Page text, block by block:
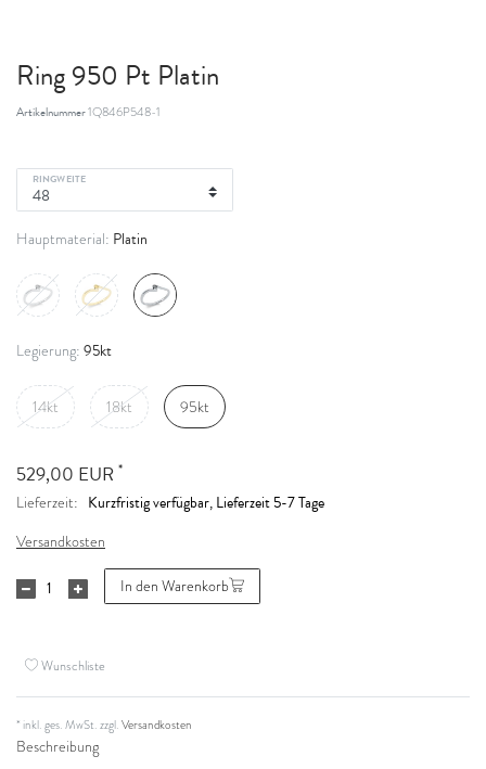
Ring 950 Pt Platin
Artikelnummer1Q846P548-1
RINGWEITE
Hauptmaterial: Platin
Legierung: 95kt
14kt 18kt 95kt
529,00 EUR *
Lieferzeit: Kurzfristig verfügbar, Lieferzeit 5-7 Tage
Versandkosten
In den Warenkorb
Wunschliste
* inkl. ges. MwSt. zzgl.Versandkosten
Beschreibung